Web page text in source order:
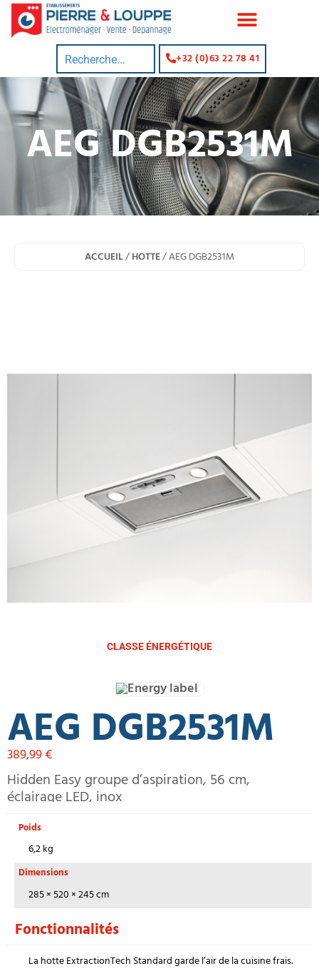
+32 (0)63 22 78 41
AEG DGB2531M
ACCUEIL/HOTTE/ AEG DGB2531M
CLASSE ÉNERGÉTIQUE
AEG DGB2531M
389,99€
Hidden Easy groupe d’aspiration, 56 cm,
éclairage LED, inox
Poids
6,2 kg
Dimensions
285 × 520 × 245 cm
Fonctionnalités
La hotte ExtractionTech Standard garde l’air de la cuisine frais.